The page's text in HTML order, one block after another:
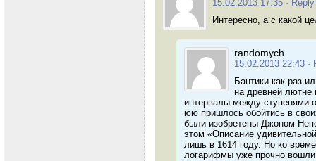
15.02.2013 17:35 · Reply
Интересно, а с какой
randomych
15.02.2013 22:43 ·
Бантики как раз
на древней лютне
интервалы между ступенями
юю пришлось обойтись в
были изобретены Джоном
этом «Описание
лишь в 1614 году. Но ко
логарифмы уже прочно вошли